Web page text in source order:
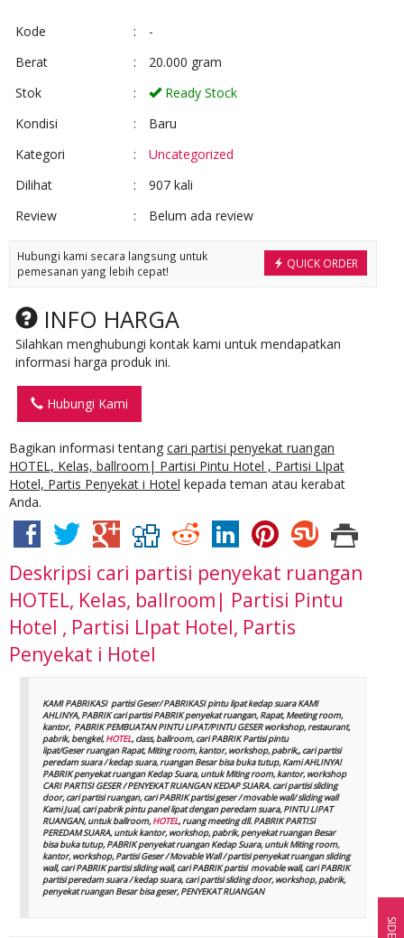
Kode :
-
Berat
:
20.000 gram
Stok
:
Ready Stock
Kondisi
:
Baru
Kategori
:
Uncategorized
Dilihat
:
907 kali
Review
: Belum ada review
QUICK ORDER
Hubungi kami secara langsung untuk
pemesanan yang lebih cepat!
INFO HARGA
Silahkan menghubungi kontak kami untuk mendapatkan
informasi harga produk ini.
Hubungi Kami
Bagikan informasi tentang cari partisi penyekat ruangan
HOTEL, Kelas, ballroom| Partisi Pintu Hotel , Partisi LIpat
Hotel, Partis Penyekat i Hotel kepada teman atau kerabat
Anda.
Deskripsi cari partisi penyekat ruangan
HOTEL, Kelas, ballroom| Partisi Pintu
Hotel , Partisi LIpat Hotel, Partis
Penyekat i Hotel
KAMI PABRIKASI partisi Geser/ PABRIKASI pintu lipat kedap suara KAMI
AHLINYA, PABRIK cari partisi PABRIK penyekat ruangan, Rapat, Meeting room,
kantor, PABRIK PEMBUATAN PINTU LIPAT/PINTU GESER workshop, restaurant,
pabrik, bengkel,HOTEL, class, ballroom, cari PABRIK Partisi pintu
lipat/Geser ruangan Rapat, Miting room, kantor, workshop, pabrik,, cari partisi
peredam suara / kedap suara, ruangan Besar bisa buka tutup, Kami AHLINYA!
PABRIK penyekat ruangan Kedap Suara, untuk Miting room, kantor, workshop
CARI PARTISI GESER / PENYEKAT RUANGAN KEDAP SUARA. cari partisi sliding
door, cari partisi ruangan, cari PABRIK partisi geser / movable wall/ sliding wall
Kami Jual, cari pabrik pintu panel lipat dengan peredam suara, PINTU LIPAT
RUANGAN, untuk ballroom,HOTEL, ruang meeting dll. PABRIK PARTISI
PEREDAM SUARA, untuk kantor, workshop, pabrik, penyekat ruangan Besar
bisa buka tutup, PABRIK penyekat ruangan Kedap Suara, untuk Miting room,
kantor, workshop, Partisi Geser / Movable Wall / partisi penyekat ruangan sliding
wall, cari PABRIK partisi sliding wall, cari PABRIK partisi movable wall, cari PABRIK
partisi peredam suara / kedap suara, cari partisi sliding door, workshop, pabrik,
penyekat ruangan Besar bisa geser, PENYEKAT RUANGAN